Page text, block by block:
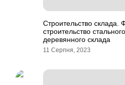
Строительство склада.
строительство
деревянного склада
11 Серпня, 2023